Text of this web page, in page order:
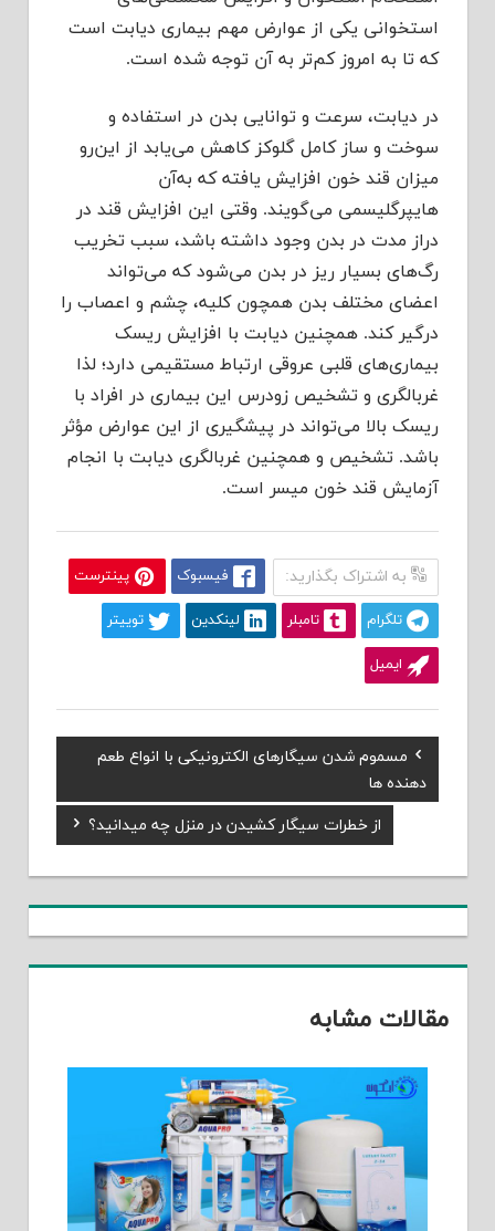
استخوانی یکی از عوارض مهم بیماری دیابت است
که تا به امروز کم‌تر به آن توجه شده است.
در دیابت، سرعت و توانایی بدن در استفاده و
سوخت و ساز کامل گلوکز کاهش می‌یابد از این‌رو
میزان قند خون افزایش یافته که به‌آن
هایپرگلیسمی می‌گویند. وقتی این افزایش قند در
دراز مدت در بدن وجود داشته باشد، سبب تخریب
رگ‌های بسیار ریز در بدن می‌شود که می‌تواند
اعضای مختلف بدن همچون کلیه، چشم و اعصاب را
درگیر کند. همچنین دیابت با افزایش ریسک
بیماری‌های قلبی عروقی ارتباط مستقیمی دارد؛ لذا
غربالگری و تشخیص زودرس این بیماری در افراد با
ریسک بالا می‌تواند در پیشگیری از این عوارض مؤثر
باشد. تشخیص و همچنین غربالگری دیابت با انجام
آزمایش قند خون میسر است.
به اشتراک بگذارید: فیسبوک پینترست
تلگرام تامبلر لینکدین توییتر
ایمیل
راهبری
نوشته
Previous
Post:
مسموم شدن سیگارهای الکترونیکی با انواع طعم
دهنده ها
Next
Post:
از خطرات سیگار کشیدن در منزل چه میدانید؟
مقالات مشابه